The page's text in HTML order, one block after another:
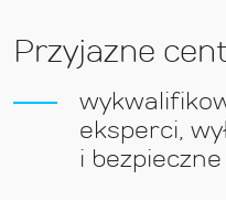
Przyjazne
eksperci,
i